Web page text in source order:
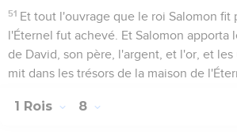
51 Et tout l'ouvrage que le roi Salomon fit
l'Éternel fut achevé. Et Salomon apporta
de David, son père, l'argent, et l'or, et
mit dans les trésors de la maison de
1 Rois 8